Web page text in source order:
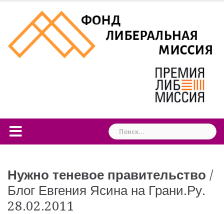
content
Найти:
Нужно теневое правительство /
Блог Евгения Ясина на Грани.Ру.
28.02.2011